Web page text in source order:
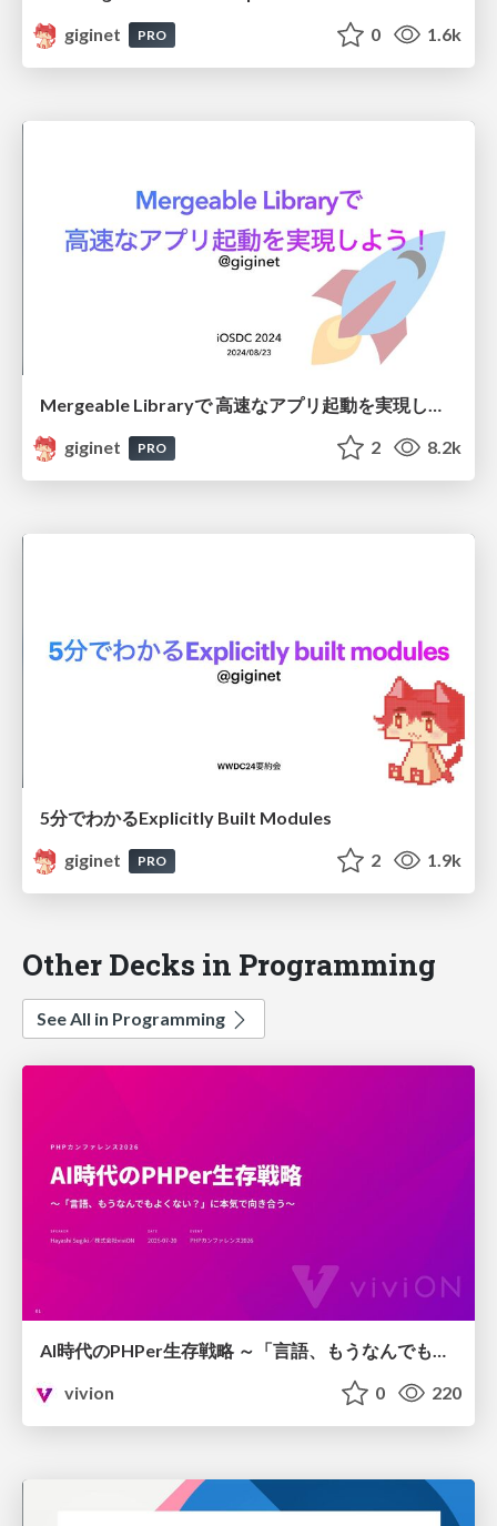
giginet
PRO 0 1.6k
Mergeable Libraryで 高速なアプリ起動を実現しよう！
giginet
PRO 2 8.2k
5分でわかるExplicitly Built Modules
giginet
PRO 2 1.9k
Other Decks in Programming
See All in Programming
vivion
0 220